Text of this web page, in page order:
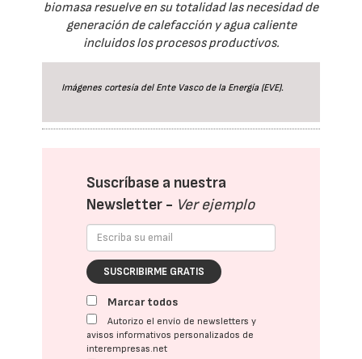
biomasa resuelve en su totalidad las necesidad de
generación de calefacción y agua caliente
incluidos los procesos productivos.
Imágenes cortesía del Ente Vasco de la Energía (EVE).
Suscríbase a nuestra
Newsletter - Ver ejemplo
SUSCRIBIRME GRATIS
Marcar todos
Autorizo el envío de newsletters y
avisos informativos personalizados de
interempresas.net